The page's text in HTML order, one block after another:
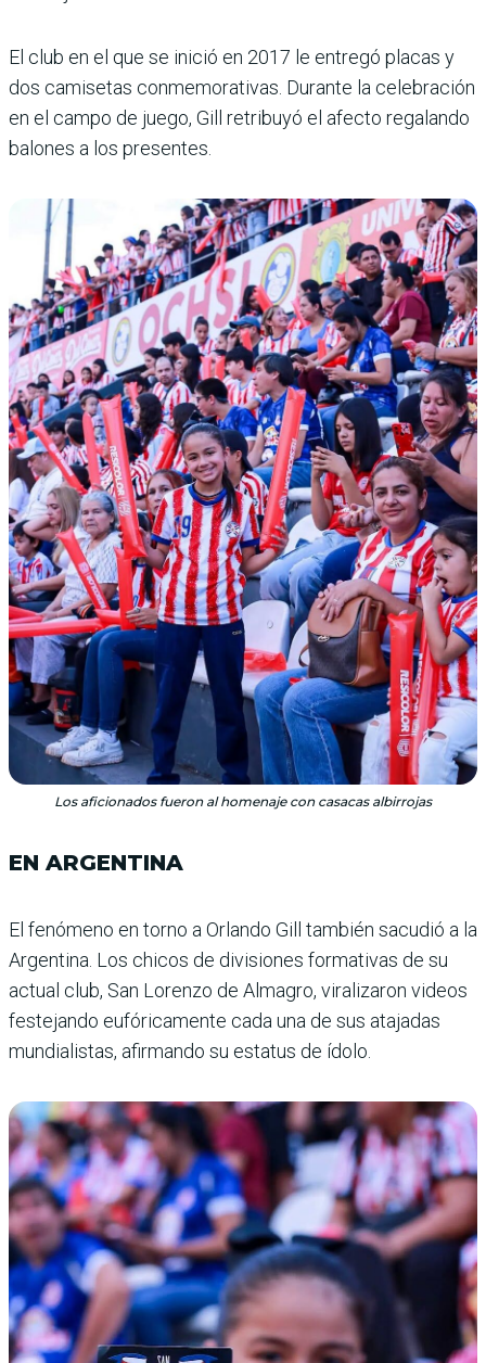
El club en el que se inició en 2017 le entregó placas y
dos camisetas conmemorativas. Durante la celebración
en el campo de juego, Gill retribuyó el afecto regalando
balones a los presentes.
Los aficionados fueron al homenaje con casacas albirrojas
EN ARGENTINA
El fenómeno en torno a Orlando Gill también sacu­dió a la
Argentina. Los chicos de divisiones formativas de su
actual club, San Lorenzo de Almagro, viralizaron videos
festejando eufóricamente cada una de sus atajadas
mundia­listas, afirmando su estatus de ídolo.